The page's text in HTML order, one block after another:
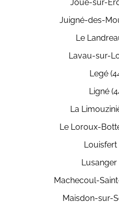
Joué-sur-
Juigné-des-
Le
Lavau-sur-
Legé
Ligné
La
Le Loroux-
Louisfert
Lusanger
Machecoul-
Maisdon-sur-